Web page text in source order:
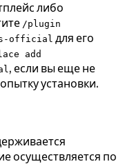
либо
/plugin
official для его
add
, если вы еще не
установки.
осуществляется по